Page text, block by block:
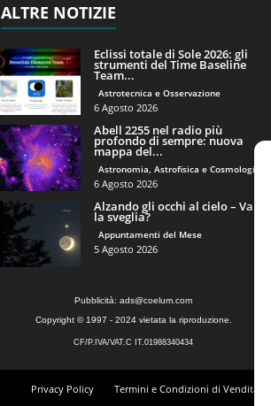
ALTRE NOTIZIE
Eclissi totale di Sole 2026: gli
strumenti del Time Baseline
Team...
Astrotecnica e Osservazione
6 Agosto 2026
Abell 2255 nel radio più
profondo di sempre: nuova
mappa del...
Astronomia, Astrofisica e Cosmologia
6 Agosto 2026
Alzando gli occhi al cielo – Vale
la sveglia?
Appuntamenti del Mese
5 Agosto 2026
Pubblicità: ads@coelum.com
Copyright © 1997 - 2024 vietata la riproduzione.
CF/P.IVA/VAT.C IT.01988340434
Privacy Policy Termini e Condizioni di Vendita